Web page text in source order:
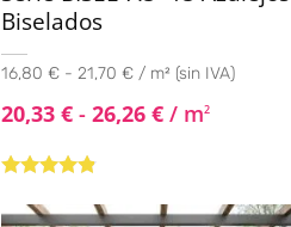
Biselados
16,80 € - 21,70 € / m² (sin IVA)
20,33€ - 26,26€ / m2
con4.67de